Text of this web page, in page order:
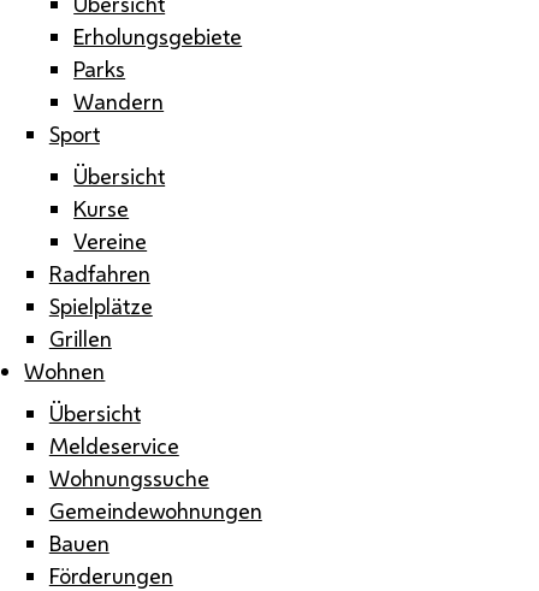
Erholungsgebiete
Parks
Wandern
Sport
Übersicht
Kurse
Vereine
Radfahren
Spielplätze
Grillen
Wohnen
Übersicht
Meldeservice
Wohnungssuche
Gemeindewohnungen
Bauen
Förderungen